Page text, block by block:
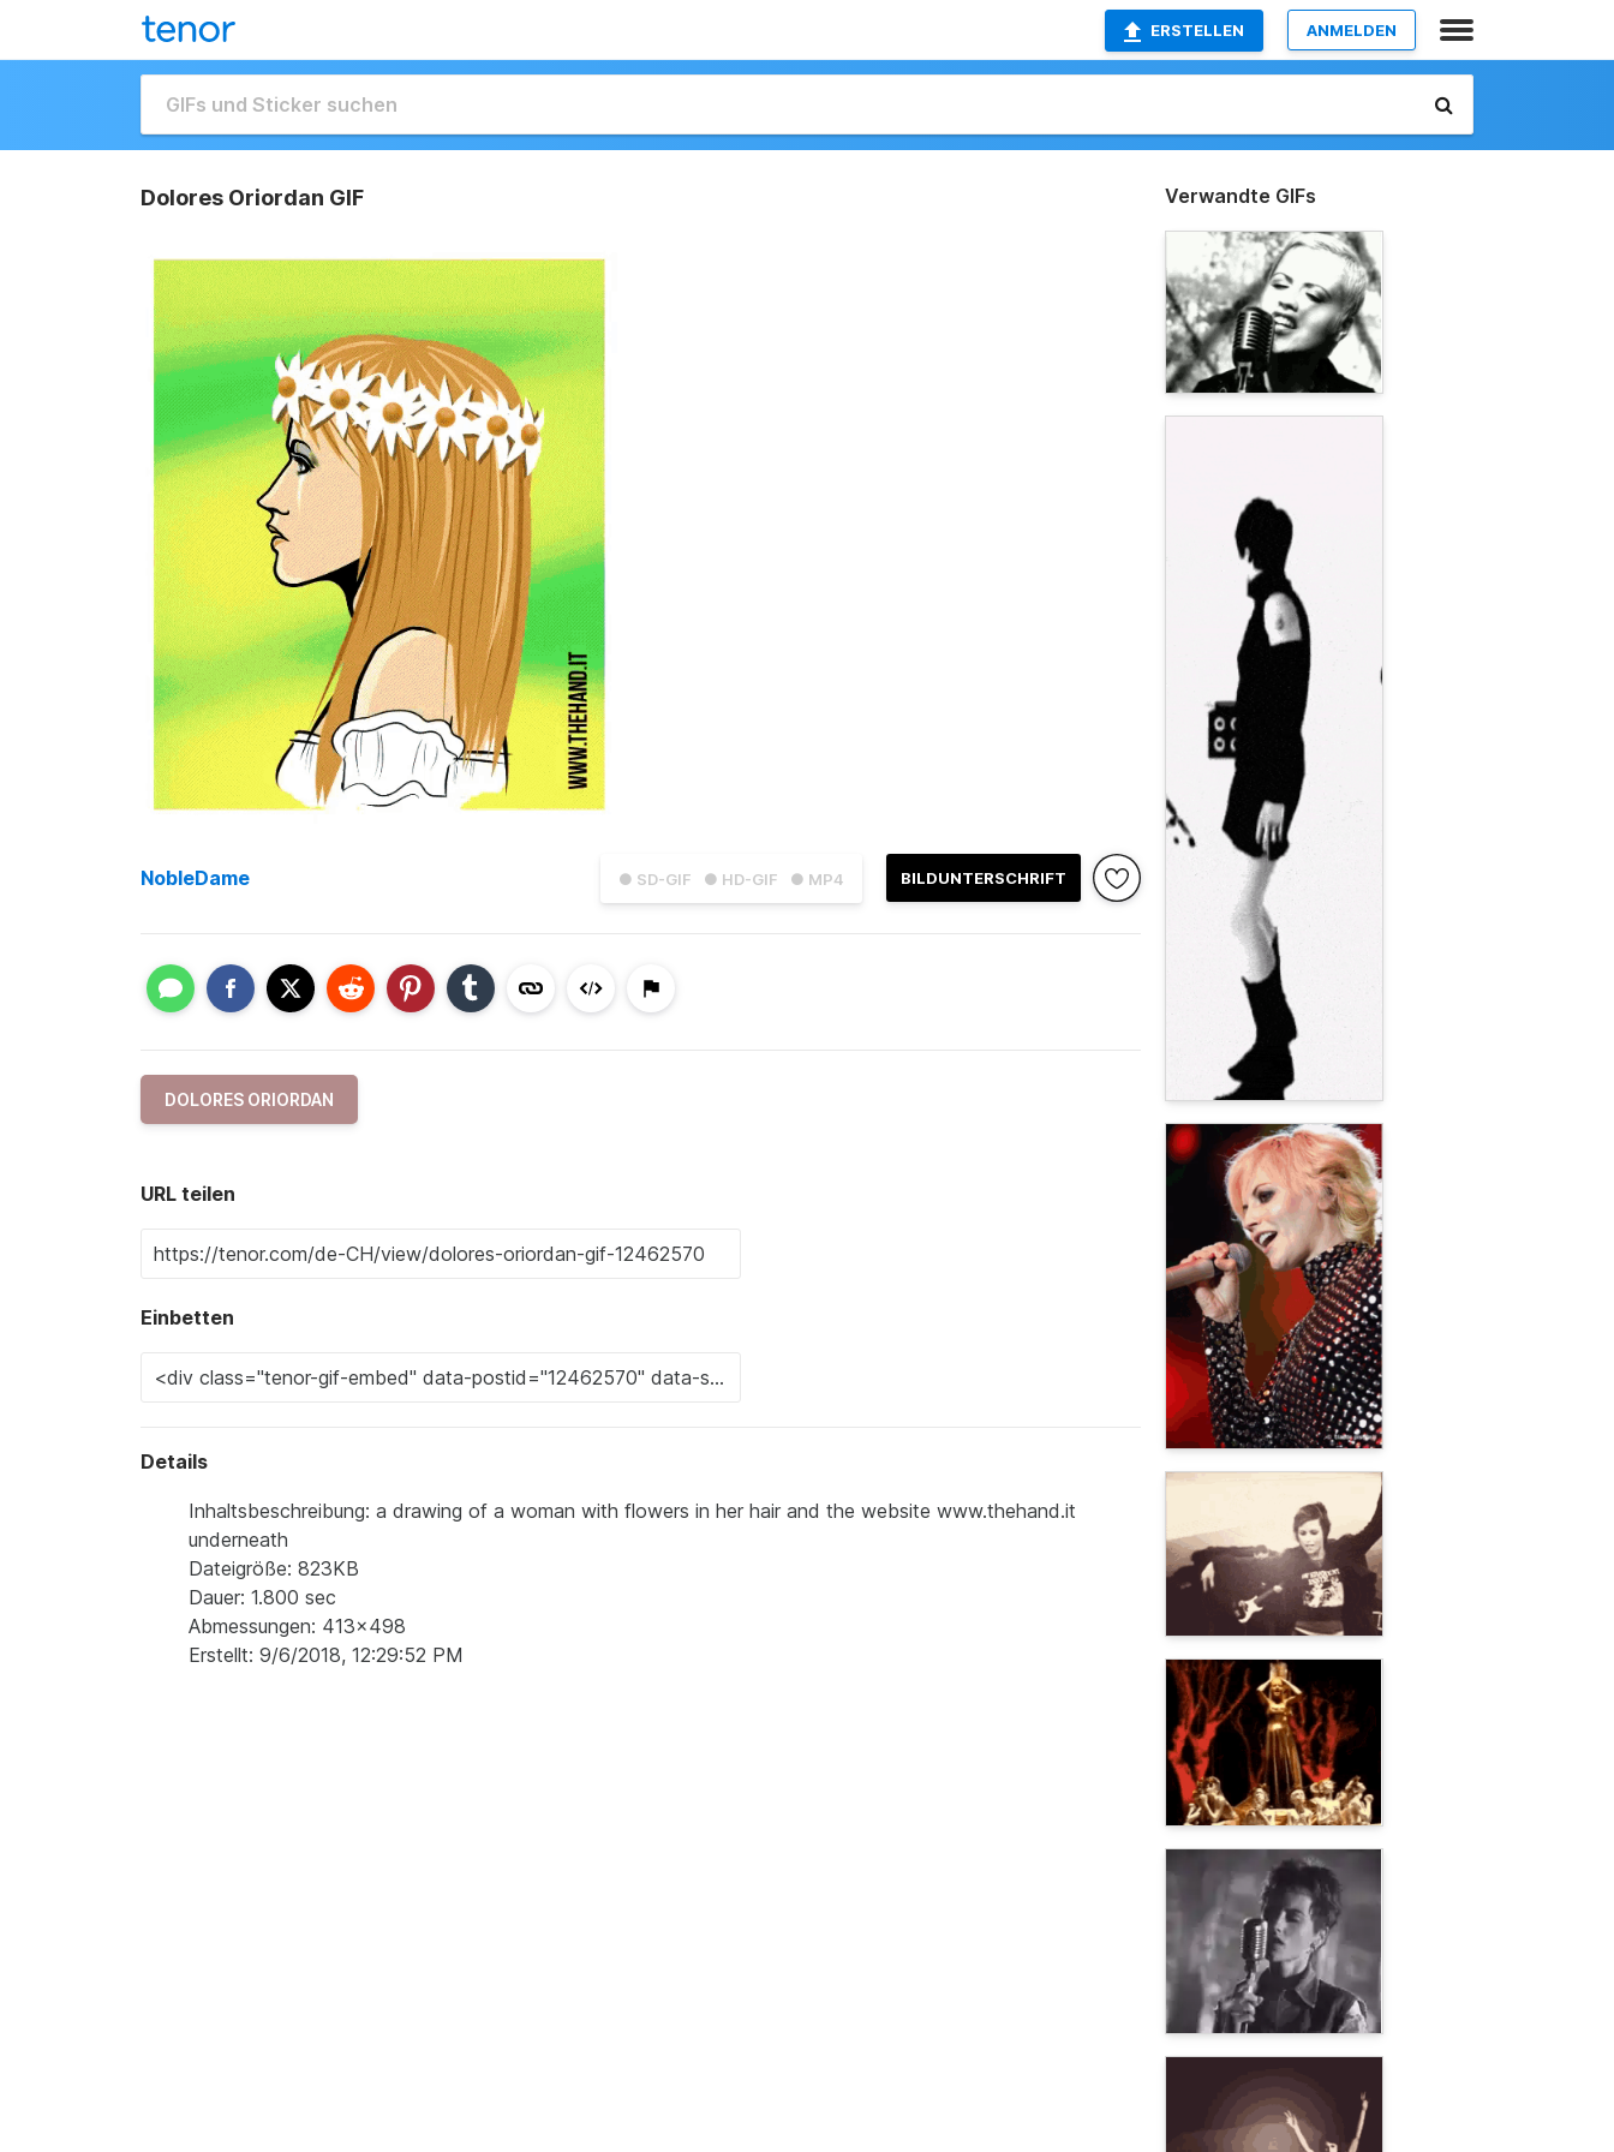
ERSTELLEN ANMELDEN
Dolores Oriordan GIF
● SD-GIF ● HD-GIF ● MP4 BILDUNTERSCHRIFT
NobleDame
DOLORES ORIORDAN
URL teilen
Einbetten
Details
Inhaltsbeschreibung: a drawing of a woman with flowers in her hair and the website www.thehand.it
underneath
Dateigröße: 823KB
Dauer: 1.800 sec
Abmessungen: 413x498
Erstellt: 9/6/2018, 12:29:52 PM
Verwandte GIFs